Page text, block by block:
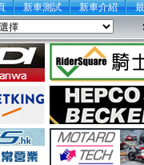
新車測試 新車介紹